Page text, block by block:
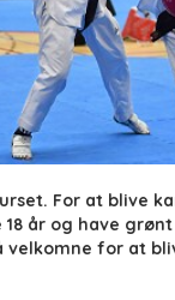
For at blive
år og have
velkomne for at